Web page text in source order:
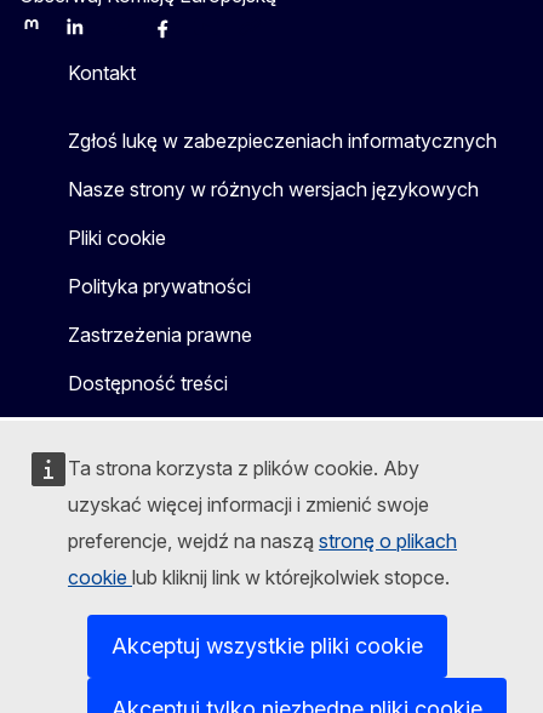
Ta strona korzysta z plików cookie. Aby
uzyskać więcej informacji i zmienić swoje
preferencje, wejdź na naszą stronę o plikach
cookie lub kliknij link w którejkolwiek stopce.
Akceptuj wszystkie pliki cookie
MastodonLinkedInBlueskyFacebook
Kontakt
Zgłoś lukę w zabezpieczeniach informatycznych
Nasze strony w różnych wersjach językowych
Pliki cookie
Polityka prywatności
Zastrzeżenia prawne
Dostępność treści